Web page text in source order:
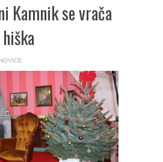
Kamnik se vrača
NOVICE